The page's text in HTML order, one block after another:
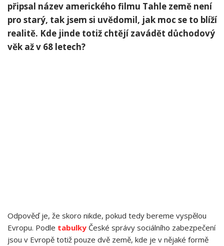
připsal název amerického filmu Tahle země není
pro starý, tak jsem si uvědomil, jak moc se to blíží
realitě. Kde jinde totiž chtějí zavádět důchodový
věk až v 68 letech?
Odpověď je, že skoro nikde, pokud tedy bereme vyspělou
Evropu. Podle tabulky České správy sociálního zabezpečení
jsou v Evropě totiž pouze dvě země, kde je v nějaké formě